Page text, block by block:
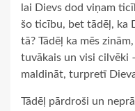
lai Dievs dod viņam
šo ticību, bet tādēļ, ka
tā? Tādēļ ka mēs
tuvākais un visi cilvēki
maldināt, turpretī
Tādēļ pārdroši un